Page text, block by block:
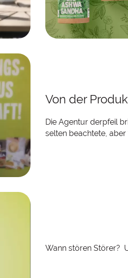
Von der
Die Agentur derpfeil
selten beachtete, aber
Wann stören Störer?